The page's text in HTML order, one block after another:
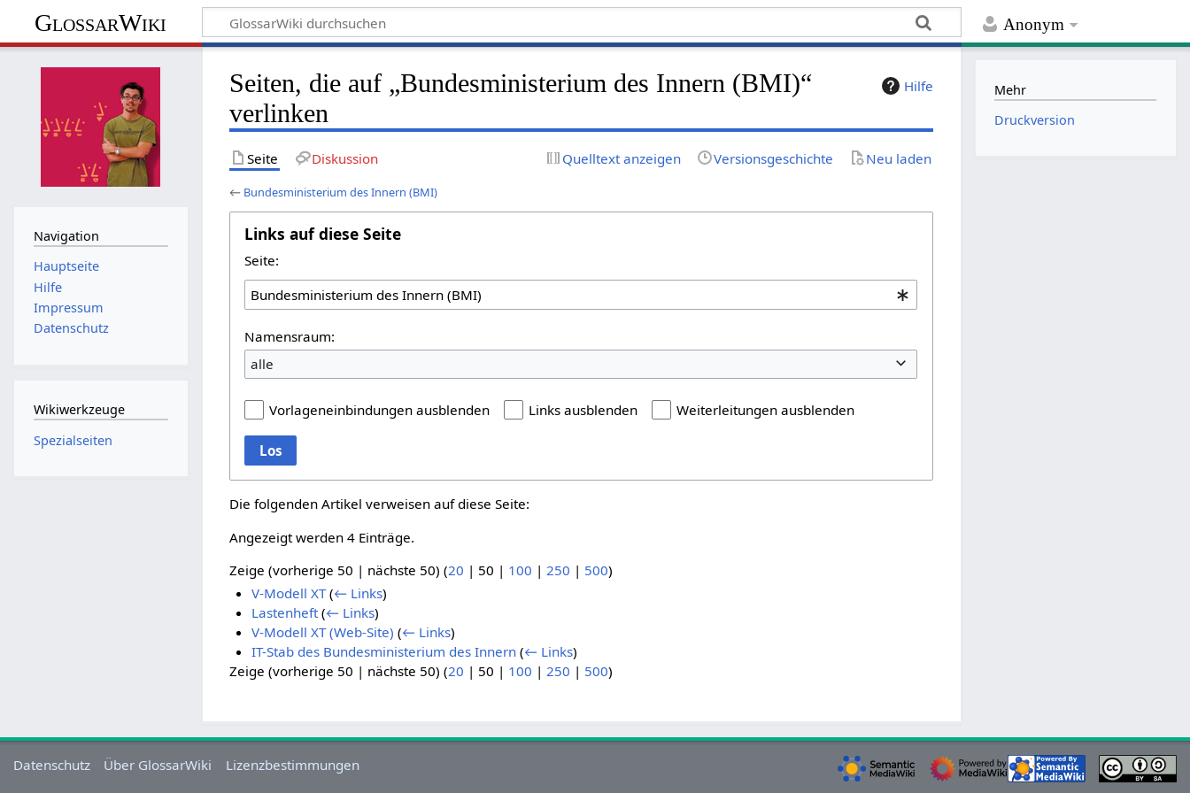
Anonym
GlossarWiki
Hilfe
Seiten, die auf „Bundesministerium des Innern (BMI)“
verlinken
Seite Diskussion Quelltext anzeigen Versionsgeschichte Neu laden
← Bundesministerium des Innern (BMI)
Links auf diese Seite
Seite:
Namensraum:
alle
Vorlageneinbindungen ausblenden Links ausblenden Weiterleitungen ausblenden
Los
Die folgenden Artikel verweisen auf diese Seite:
Angezeigt werden 4 Einträge.
Zeige (vorherige 50 | nächste 50) (20 | 50 | 100 | 250 | 500)
V-Modell XT (← Links)
Lastenheft (← Links)
V-Modell XT (Web-Site) (← Links)
IT-Stab des Bundesministerium des Innern (← Links)
Zeige (vorherige 50 | nächste 50) (20 | 50 | 100 |250 | 500)
Navigation
Hauptseite
Hilfe
Impressum
Datenschutz
Wikiwerkzeuge
Spezialseiten
Mehr
Druckversion
Datenschutz Über GlossarWiki Lizenzbestimmungen